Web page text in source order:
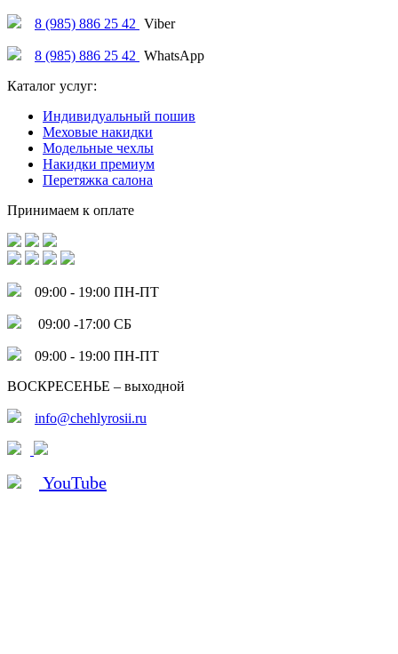
8 (985) 886 25 42 Viber
8 (985) 886 25 42 WhatsApp
Каталог услуг:
Индивидуальный пошив
Меховые накидки
Модельные чехлы
Накидки премиум
Перетяжка салона
Принимаем к оплате
09:00 - 19:00 ПН-ПТ
09:00 -17:00 СБ
09:00 - 19:00 ПН-ПТ
ВОСКРЕСЕНЬЕ – выходной
info@chehlyrosii.ru
YouTube